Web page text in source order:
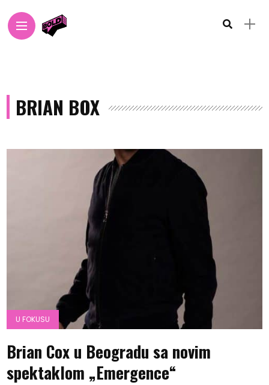
BRIAN BOX
U FOKUSU
Brian Cox u Beogradu sa novim
spektaklom „Emergence“